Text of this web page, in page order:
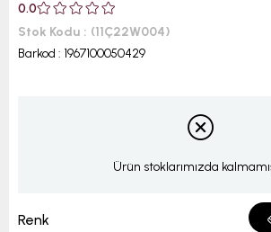
0.0
Stok Kodu
(11Ç22W004)
Barkod : 1967100050429
Ürün stoklarımızda
Renk